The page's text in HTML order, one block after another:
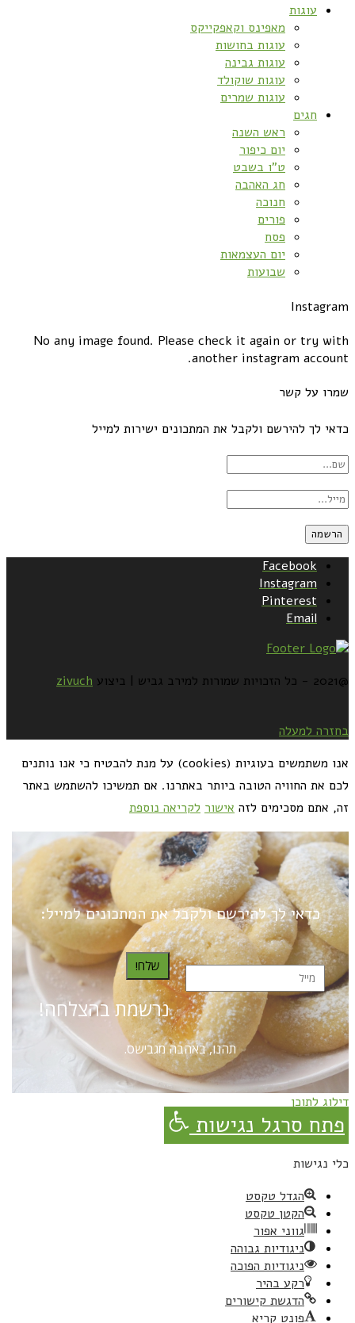
עוגות
מאפינס וקאפקייקס
עוגות בחושות
עוגות גבינה
עוגות שוקולד
עוגות שמרים
חגים
ראש השנה
יום כיפור
ט”ו בשבט
חג האהבה
חנוכה
פורים
פסח
יום העצמאות
שבועות
Instagram
No any image found. Please check it again or try with
another instagram account.
שמרו על קשר
כדאי לך להירשם ולקבל את המתכונים ישירות למייל
Facebook
Instagram
Pinterest
Email
@2021 - כל הזכויות שמורות למירב גביש | ביצוע zivuch
בחזרה למעלה
אנו משתמשים בעוגיות (cookies) על מנת להבטיח כי אנו נותנים
לכם את החוויה הטובה ביותר באתרנו. אם תמשיכו להשתמש באתר
זה, אתם מסכימים לזה אישור לקריאה נוספת
כדאי לך להירשם ולקבל את המתכונים למייל:
שלח!
נרשמת בהצלחה!
תהנו, באהבה מגבישס.
דילוג לתוכן
פתח סרגל נגישות
כלי נגישות
הגדל טקסט
הקטן טקסט
גווני אפור
ניגודיות גבוהה
ניגודיות הפוכה
רקע בהיר
הדגשת קישורים
פונט קריא